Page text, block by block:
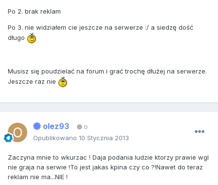
Po 2. brak reklam
Po 3. nie widziałem cie jeszcze na serwerze :/ a siedzę dość
długo
Musisz się poudzielać na forum i grać trochę dłużej na serwerze.
Jeszcze raz nie
olez93 0
Opublikowano 10 Stycznia 2013
Zaczyna mnie to wkurzac ! Daja podania ludzie ktorzy prawie wgl
nie graja na serwie !To jest jakas kpina czy co ?!Nawet do teraz
reklam nie ma...NIE !